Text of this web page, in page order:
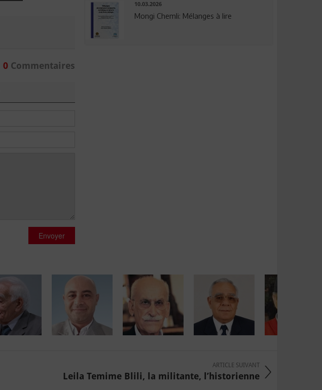
0Commentaires
Envoyer
10.03.2026
Mongi Chemli: Mélanges à lire
ARTICLE SUIVANT
Leila Temime Blili, la militante, l’historienne